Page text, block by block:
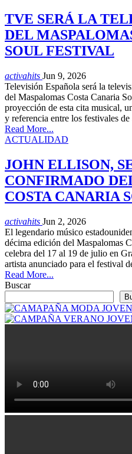
TVE SERÁ LA
DEL
SOUL FESTIVAL
activahits Jun 9, 2026
Televisión Española será la
del Maspalomas Costa Canaria
proyección de esta cita musical,
y referencia entre los festivales
Read More...
ACTUALIDAD
JOHN ELLISON,
CONFIRMADO
COSTA CANARIA
activahits Jun 2, 2026
El legendario músico
décima edición del Maspalomas
celebra del 17 al 19 de julio en
artista anunciado para el festival
Read More...
Buscar